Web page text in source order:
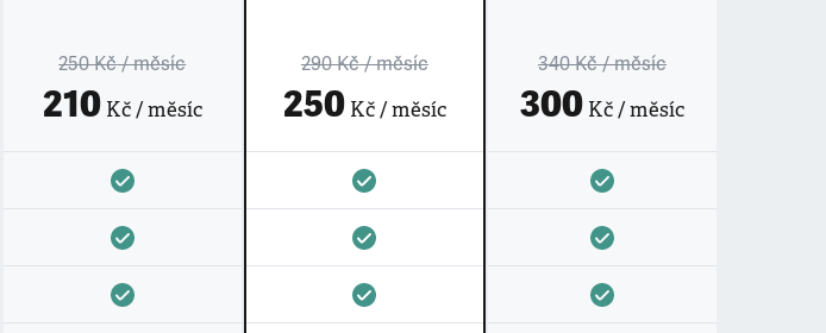
250 Kč/ měsíc
210Kč / měsíc
290 Kč/ měsíc
250Kč / měsíc
340 Kč/ měsíc
300 Kč / měsíc